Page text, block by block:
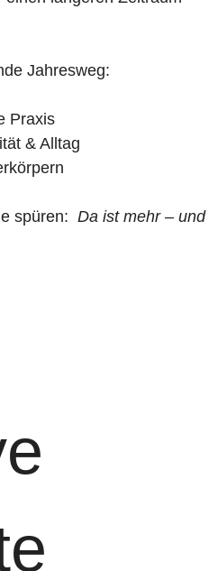
Jahresweg:
Praxis
& Alltag
spüren: Da ist mehr – und